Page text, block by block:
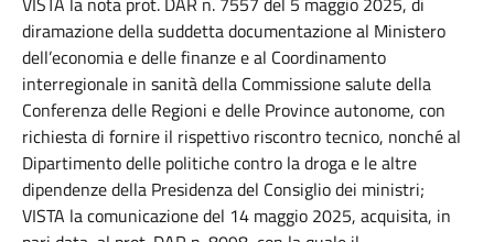
diramazione della suddetta documentazione al Ministero
dell’economia e delle finanze e al Coordinamento
interregionale in sanità della Commissione salute della
Conferenza delle Regioni e delle Province autonome, con
richiesta di fornire il rispettivo riscontro tecnico, nonché al
Dipartimento delle politiche contro la droga e le altre
dipendenze della Presidenza del Consiglio dei ministri;
VISTA la comunicazione del 14 maggio 2025, acquisita, in